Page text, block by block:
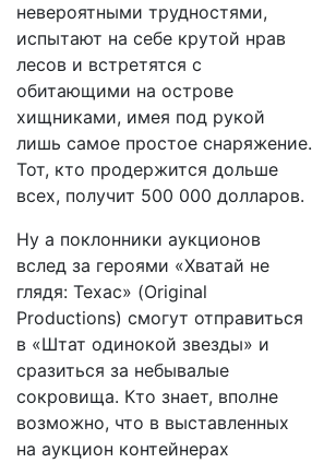
невероятными трудностями,
испытают на себе крутой нрав
лесов и встретятся с
обитающими на острове
хищниками, имея под рукой
лишь самое простое снаряжение.
Тот, кто продержится дольше
всех, получит 500 000 долларов.
Ну а поклонники аукционов
вслед за героями «Хватай не
глядя: Техас» (Original
Productions) смогут отправиться
в «Штат одинокой звезды» и
сразиться за небывалые
сокровища. Кто знает, вполне
возможно, что в выставленных
на аукцион контейнерах